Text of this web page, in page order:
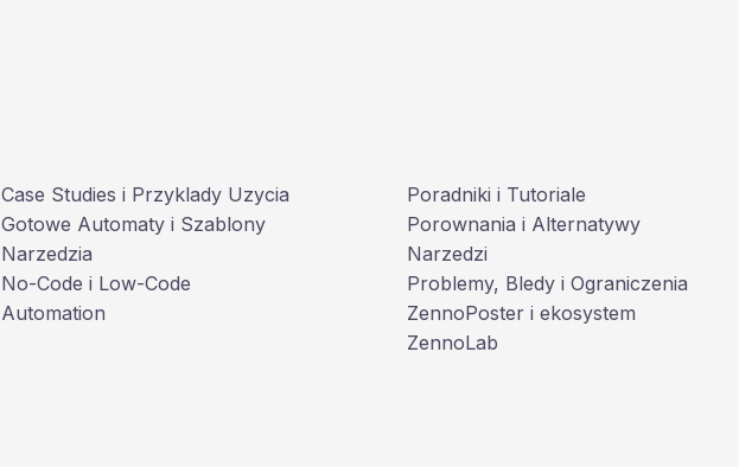
Case Studies i Przyklady Uzycia
Gotowe Automaty i Szablony
Narzedzia
No-Code i Low-Code
Automation
Poradniki i Tutoriale
Porownania i Alternatywy
Narzedzi
Problemy, Bledy i Ograniczenia
ZennoPoster i ekosystem
ZennoLab